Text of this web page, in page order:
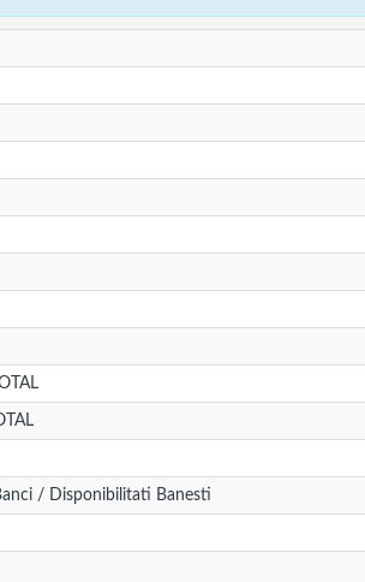
/ Disponibilitati Banesti